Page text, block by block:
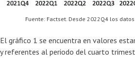
Fuente: Factset. Desde 2022Q4 los
El gráfico 1 se encuentra en valores
y referentes al periodo del cuarto